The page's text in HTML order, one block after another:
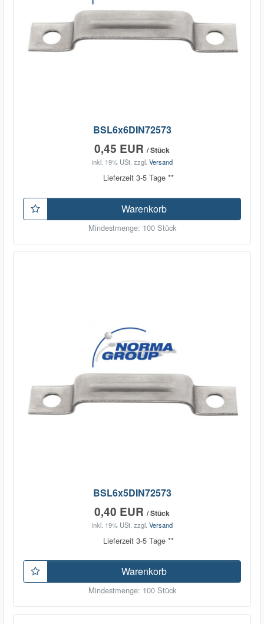
BSL6x6DIN72573
0,45 EUR / Stück
inkl. 19% USt. zzgl. Versand
Lieferzeit 3-5 Tage **
Warenkorb
Mindestmenge: 100 Stück
BSL6x5DIN72573
0,40 EUR / Stück
inkl. 19% USt. zzgl. Versand
Lieferzeit 3-5 Tage **
Warenkorb
Mindestmenge: 100 Stück